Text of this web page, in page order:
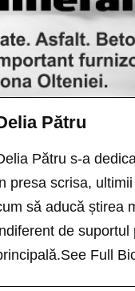
Pătru
Pătru s-a
presa scrisa,
să aducă știrea
de
See Full